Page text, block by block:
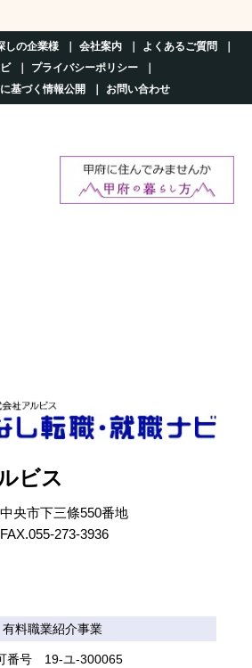
しの企業様 会社案内
よくあるご質問
プライバシーポリシー
基づく情報公開
お問い合わせ
ビス
央市下三條550番地
273-3936
有料職業紹介事業
番号 19-ユ-300065